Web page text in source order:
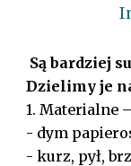
Są bardziej
Dzielimy je
1. Materialne
- dym
- kurz, pył,